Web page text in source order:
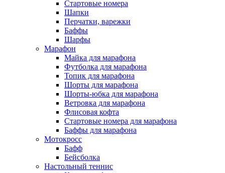
Стартовые номера
Шапки
Перчатки, варежки
Баффы
Шарфы
Марафон
Майка для марафона
Футболка для марафона
Топик для марафона
Шорты для марафона
Шорты-юбка для марафона
Ветровка для марафона
Флисовая кофта
Стартовые номера для марафона
Баффы для марафона
Мотокросс
Бафф
Бейсболка
Настольный теннис